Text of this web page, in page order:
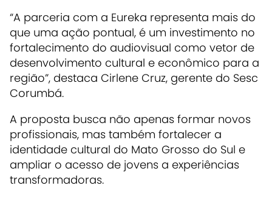
“A parceria com a Eureka representa mais do
que uma ação pontual, é um investimento no
fortalecimento do audiovisual como vetor de
desenvolvimento cultural e econômico para a
região”, destaca Cirlene Cruz, gerente do Sesc
Corumbá.
A proposta busca não apenas formar novos
profissionais, mas também fortalecer a
identidade cultural do Mato Grosso do Sul e
ampliar o acesso de jovens a experiências
transformadoras.